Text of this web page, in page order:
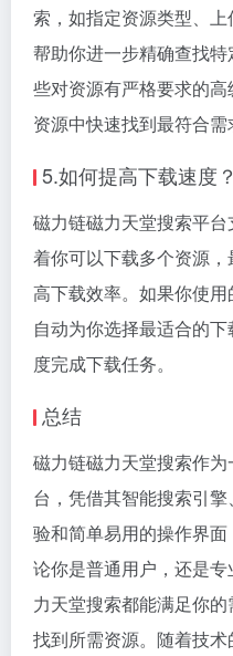
索，如指定资源类型、上
帮助你进一步精确查找
些对资源有严格要求的
资源中快速找到最符合需
5.如何提高下载速度？
磁力链磁力天堂搜索平
着你可以下载多个资源
高下载效率。如果你使
自动为你选择最适合的
度完成下载任务。
总结
磁力链磁力天堂搜索作
台，凭借其智能搜索引
验和简单易用的操作界
论你是普通用户，还是
力天堂搜索都能满足你
找到所需资源。随着技